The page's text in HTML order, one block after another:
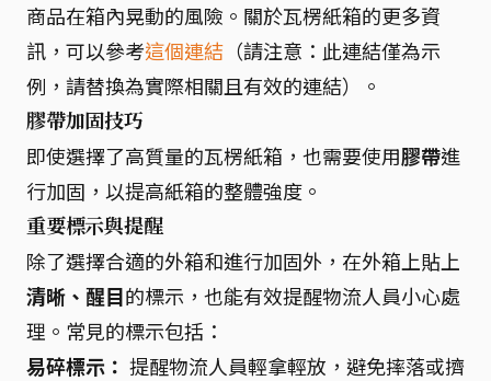
商品在箱內晃動的風險。關於瓦楞紙箱的更多資
訊，可以參考這個連結 （請注意：此連結僅為示
例，請替換為實際相關且有效的連結）。
膠帶加固技巧
即使選擇了高質量的瓦楞紙箱，也需要使用膠帶進
行加固，以提高紙箱的整體強度。
重要標示與提醒
除了選擇合適的外箱和進行加固外，在外箱上貼上
清晰、醒目的標示，也能有效提醒物流人員小心處
理。常見的標示包括：
易碎標示： 提醒物流人員輕拿輕放，避免摔落或擠